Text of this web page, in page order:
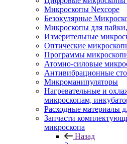
Микроскопы Nexcope
Безокулярные
Микроскопы для
Измерительные
Оптические
Программы
Атомно-силовые
Антивибрационные
Микроманипуляторы
Нагревательные и
микроскопам,
Расходные материалы
Запчасти
микроскопа
Назад